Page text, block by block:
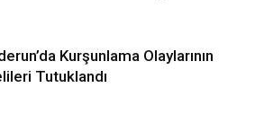
Kurşunlama Olaylarının
Tutuklandı